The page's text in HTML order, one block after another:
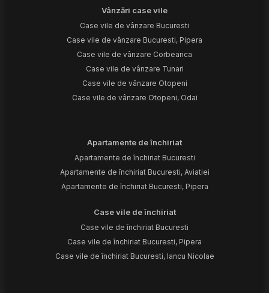
Vânzări case vile
Case vile de vânzare Bucuresti
Case vile de vânzare Bucuresti, Pipera
Case vile de vânzare Corbeanca
Case vile de vânzare Tunari
Case vile de vânzare Otopeni
Case vile de vânzare Otopeni, Odai
Apartamente de închiriat
Apartamente de închiriat Bucuresti
Apartamente de închiriat Bucuresti, Aviatiei
Apartamente de închiriat Bucuresti, Pipera
Case vile de închiriat
Case vile de închiriat Bucuresti
Case vile de închiriat Bucuresti, Pipera
Case vile de închiriat Bucuresti, Iancu Nicolae